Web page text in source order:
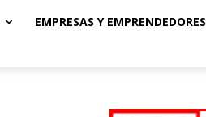
EMPRESAS Y EMPRENDEDORES